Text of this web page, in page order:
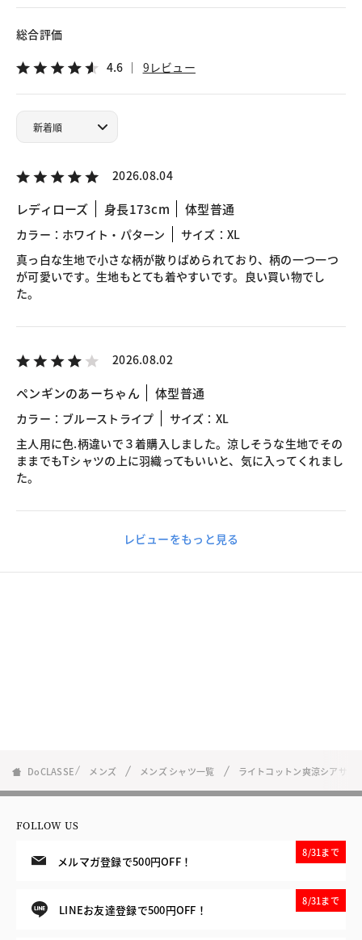
総合評価
4.6 9レビュー
2026.08.04
レディローズ 身長173cm 体型普通
カラー：ホワイト・パターン
サイズ：XL
真っ白な生地で小さな柄が散りばめられており、柄の一つ一つ
が可愛いです。生地もとても着やすいです。良い買い物でし
た。
2026.08.02
ペンギンのあーちゃん 体型普通
カラー：ブルーストライプ
サイズ：XL
主人用に色.柄違いで３着購入しました。涼しそうな生地でその
ままでもTシャツの上に羽織ってもいいと、気に入ってくれまし
た。
レビューをもっと見る
DoCLASSE メンズ メンズ シャツ一覧 ライトコットン爽涼シアサッ
FOLLOW US
メルマガ登録で500円OFF！
8/31まで
LINEお友達登録で500円OFF！
8/31まで